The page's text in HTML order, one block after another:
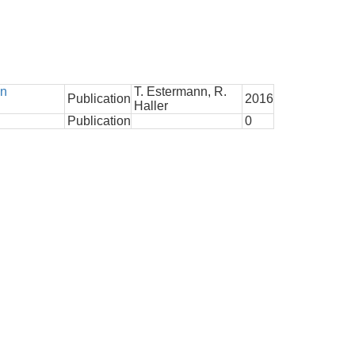
Publication
T. Estermann, R.
Haller
2016
Publication
0